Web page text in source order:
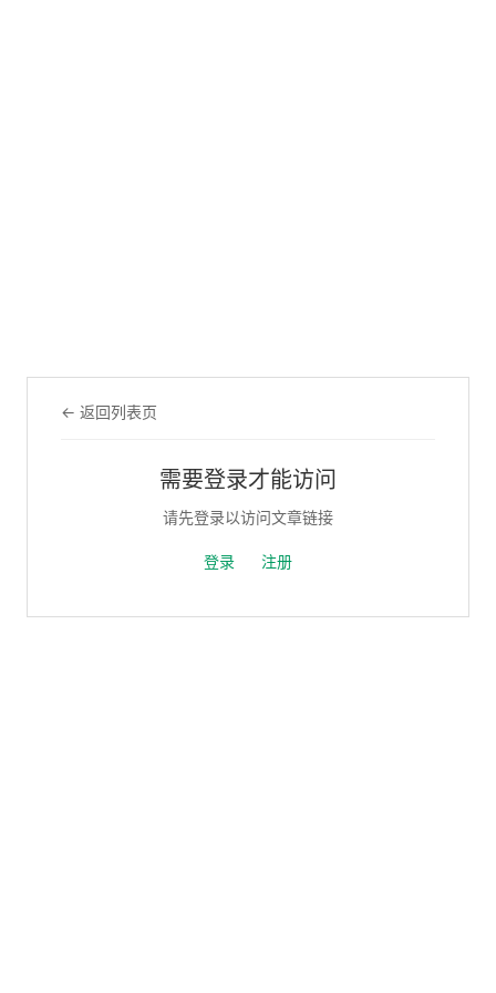
← 返回列表页
需要登录才能访问
请先登录以访问文章链接
登录 注册